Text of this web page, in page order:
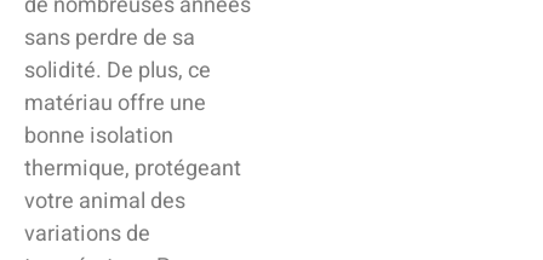
sans perdre de sa
solidité. De plus, ce
matériau offre une
bonne isolation
thermique, protégeant
votre animal des
variations de